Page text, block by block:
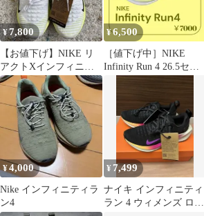
¥7,800
【お値下げ】NIKE リ
アクトXインフィニテ
ィラン4 24cm
¥6,500
［値下げ中］NIKE
Infinity Run 4 26.5セン
¥4,000
Nike インフィニティラ
ン4
¥ 7,499
ナイキ インフィニティ
ラン 4 ウィメンズ ロー